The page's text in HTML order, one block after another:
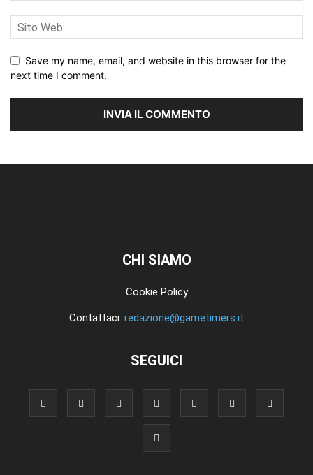
Save my name, email, and website in this browser for the
next time I comment.
CHI SIAMO
Cookie Policy
Contattaci: redazione@gametimers.it
SEGUICI